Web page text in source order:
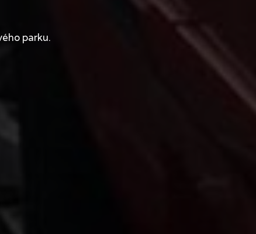
parku.